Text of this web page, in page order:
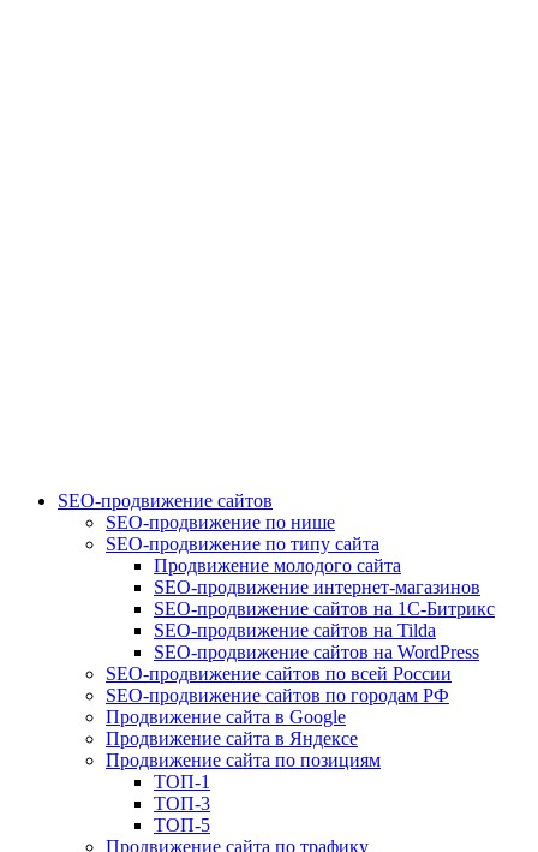
SEO-продвижение сайтов
SEO-продвижение по нише
SEO-продвижение по типу сайта
Продвижение молодого сайта
SEO-продвижение интернет-магазинов
SEO-продвижение сайтов на 1С-Битрикс
SEO-продвижение сайтов на Tilda
SEO-продвижение сайтов на WordPress
SEO-продвижение сайтов по всей России
SEO-продвижение сайтов по городам РФ
Продвижение сайта в Google
Продвижение сайта в Яндексе
Продвижение сайта по позициям
ТОП-1
ТОП-3
ТОП-5
Продвижение сайта по трафику